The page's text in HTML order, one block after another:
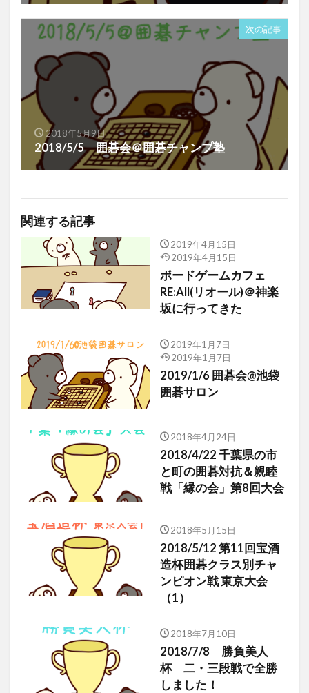
次の記事
2018年5月9日
2018/5/5 囲碁会＠囲碁チャンプ塾
関連する記事
2019年4月15日
2019年4月15日
ボードゲームカフェ
RE:All(リオール)＠神楽
坂に行ってきた
2019年1月7日
2019年1月7日
2019/1/6 囲碁会@池袋
囲碁サロン
2018年4月24日
2018/4/22 千葉県の市
と町の囲碁対抗＆親睦
戦「縁の会」第8回大会
2018年5月15日
2018/5/12 第11回宝酒
造杯囲碁クラス別チャ
ンピオン戦 東京大会
（1）
2018年7月10日
2018/7/8 勝負美人
杯 二・三段戦で全勝
しました！